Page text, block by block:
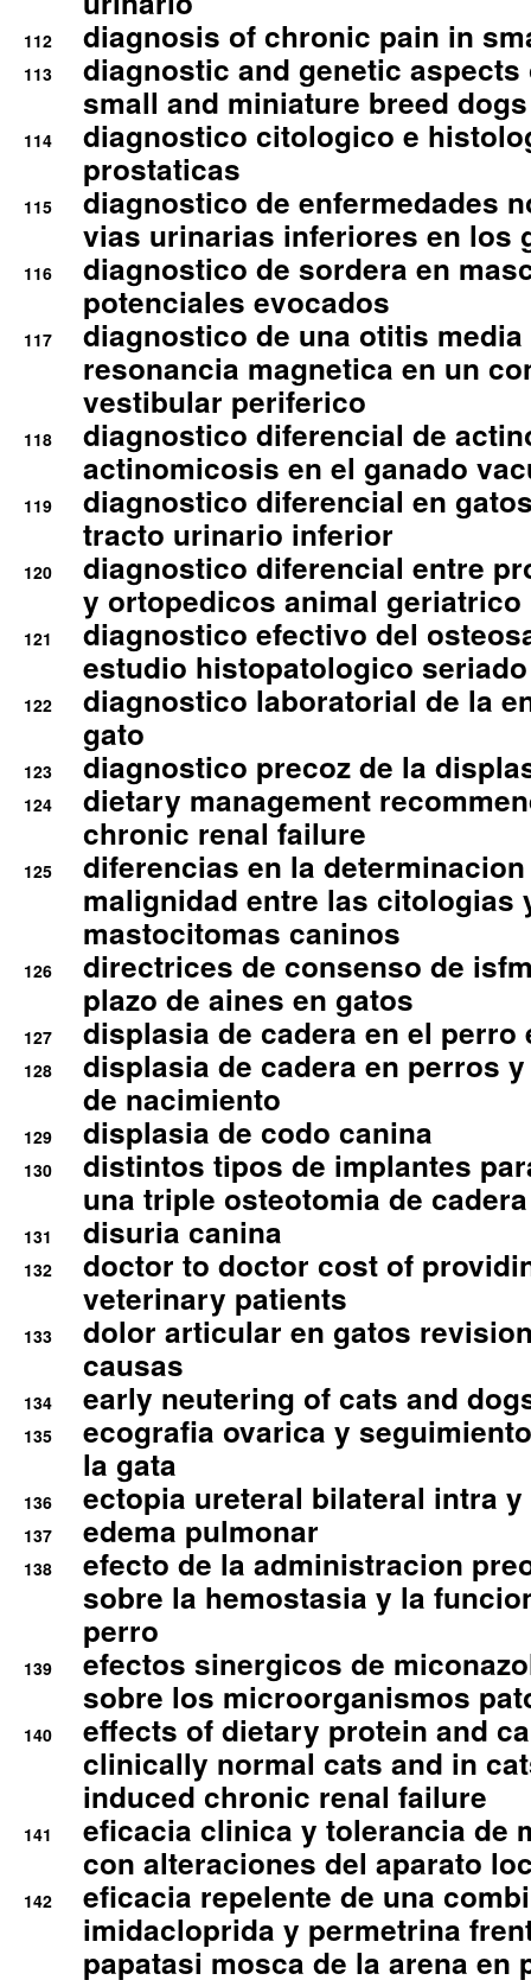
112 diagnosis of chronic pain in
113
diagnostic and genetic
small and miniature breed
114
diagnostico citologico e
prostaticas
115
diagnostico de enfermedades
vias urinarias inferiores en los
116
diagnostico de sordera en
potenciales evocados
117
diagnostico de una otitis
resonancia magnetica en un
vestibular periferico
118
diagnostico diferencial de
actinomicosis en el ganado
119
diagnostico diferencial en
tracto urinario inferior
120
diagnostico diferencial entre
y ortopedicos animal geriatrico
121
diagnostico efectivo del
estudio histopatologico seriado
122
diagnostico laboratorial de la
gato
123 diagnostico precoz de la
124
dietary management
chronic renal failure
125
diferencias en la
malignidad entre las citologias
mastocitomas caninos
126
directrices de consenso de
plazo de aines en gatos
127 displasia de cadera en el perro
128
displasia de cadera en perros
de nacimiento
129 displasia de codo canina
130
distintos tipos de implantes
una triple osteotomia de cadera
131 disuria canina
132
doctor to doctor cost of
veterinary patients
133
dolor articular en gatos
causas
134 early neutering of cats and
135
ecografia ovarica y
la gata
136 ectopia ureteral bilateral intra
137 edema pulmonar
138
efecto de la administracion
sobre la hemostasia y la
perro
139
efectos sinergicos de
sobre los microorganismos
140
effects of dietary protein and
clinically normal cats and in
induced chronic renal failure
141
eficacia clinica y tolerancia de
con alteraciones del aparato
142
eficacia repelente de una
imidacloprida y permetrina
papatasi mosca de la arena en